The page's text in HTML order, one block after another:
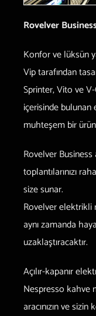
Rovelver
Konfor ve lüksün
Vip tarafından
Sprinter, Vito ve
içerisinde
muhteşem bir
Rovelver
toplantılarınızı
size sunar.
Rovelver elektrikli
aynı zamanda
uzaklaştıracaktır.
Açılır-kapanır
Nespresso kahve
aracınızın ve